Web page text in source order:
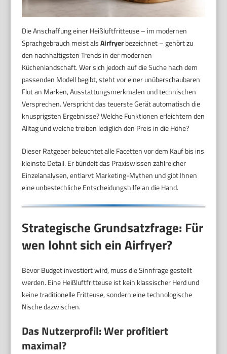
Die Anschaffung einer Heißluftfritteuse – im modernen
Sprachgebrauch meist alsAirfryerbezeichnet – gehört zu
den nachhaltigsten Trends in der modernen
Küchenlandschaft. Wer sich jedoch auf die Suche nach dem
passenden Modell begibt, steht vor einer unüberschaubaren
Flut an Marken, Ausstattungsmerkmalen und technischen
Versprechen. Verspricht das teuerste Gerät automatisch die
knusprigsten Ergebnisse? Welche Funktionen erleichtern den
Alltag und welche treiben lediglich den Preis in die Höhe?
Dieser Ratgeber beleuchtet alle Facetten vor dem Kauf bis ins
kleinste Detail. Er bündelt das Praxiswissen zahlreicher
Einzelanalysen, entlarvt Marketing-Mythen und gibt Ihnen
eine unbestechliche Entscheidungshilfe an die Hand.
Strategische Grundsatzfrage: Für
wen lohnt sich ein Airfryer?
Bevor Budget investiert wird, muss die Sinnfrage gestellt
werden. Eine Heißluftfritteuse ist kein klassischer Herd und
keine traditionelle Fritteuse, sondern eine technologische
Nische dazwischen.
Das Nutzerprofil: Wer profitiert
maximal?